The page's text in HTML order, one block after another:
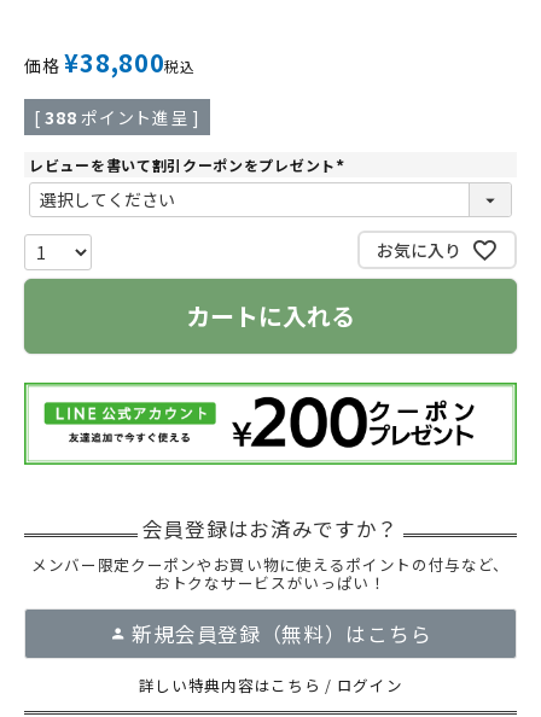
価格 ¥38,800税込
[ 388 ポイント進呈 ]
レビューを書いて割引クーポンをプレゼント
(
)
お気に入り
カートに入れる
メンバー限定クーポンやお買い物に使えるポイントの付与など、
おトクなサービスがいっぱい！
新規会員登録（無料）はこちら
詳しい特典内容はこちら / ログイン